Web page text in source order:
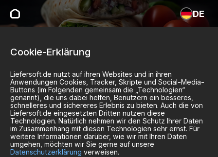
DE
Cookie-Erklärung
Liefersoft.de nutzt auf ihren Websites und in ihren
Anwendungen Cookies, Tracker, Skripte und Social-Media-
Buttons (im Folgenden gemeinsam die „Technologien“
genannt), die uns dabei helfen, Benutzern ein besseres,
schnelleres und sichereres Erlebnis zu bieten. Auch die von
Liefersoft.de eingesetzten Dritten nutzen diese
Technologien. Natürlich nehmen wir den Schutz Ihrer Daten
im Zusammenhang mit diesen Technologien sehr ernst. Für
weitere Informationen darüber, wie wir mit Ihren Daten
umgehen, möchten wir Sie gerne auf unsere
Datenschutzerklärung verweisen.